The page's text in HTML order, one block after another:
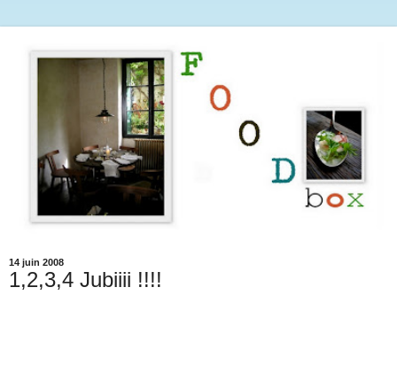
14 juin 2008
1,2,3,4 Jubiiii !!!!